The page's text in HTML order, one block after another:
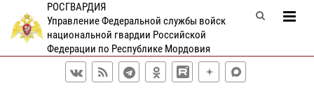
РОСГВАРДИЯ
Управление Федеральной службы войск
национальной гвардии Российской
Федерации по Республике Мордовия